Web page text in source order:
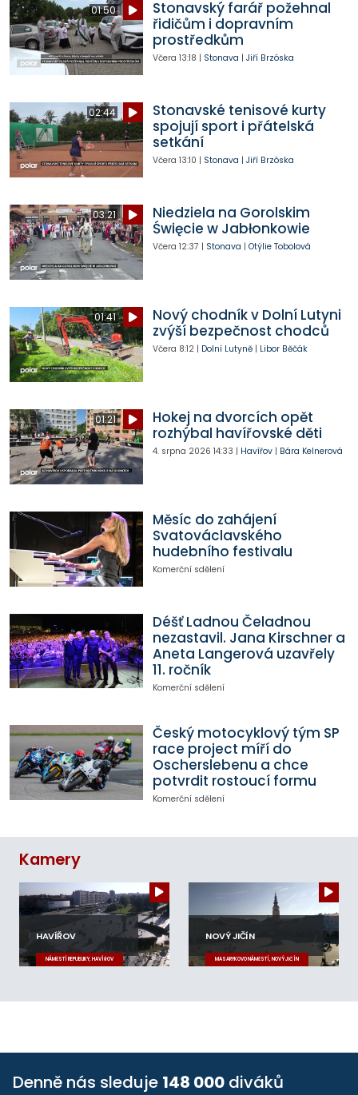
01:50
Stonavský farář požehnal
řidičům i dopravním
prostředkům
Včera 13:18 | Stonava | Jiří Brzóska
02:44
Stonavské tenisové kurty
spojují sport i přátelská
setkání
Včera 13:10 | Stonava | Jiří Brzóska
03:21
Niedziela na Gorolskim
Święcie w Jabłonkowie
Včera 12:37 | Stonava | Otýlie Tobolová
01:41
Nový chodník v Dolní Lutyni
zvýší bezpečnost chodců
Včera 8:12| Dolní Lutyně| Libor Běčák
01:21
Hokej na dvorcích opět
rozhýbal havířovské děti
4. srpna 2026 14:33 | Havířov| Bára Kelnerová
Měsíc do zahájení
Svatováclavského
hudebního festivalu
Komerční sdělení
Déšť Ladnou Čeladnou
nezastavil. Jana Kirschner a
Aneta Langerová uzavřely
11. ročník
Komerční sdělení
Český motocyklový tým SP
race project míří do
Oscherslebenu a chce
potvrdit rostoucí formu
Komerční sdělení
Kamery
HAVÍŘOV
NÁMĚSTÍ REPUBLIKY, HAVÍŘOV
NOVÝ JIČÍN
MASARYKOVO NÁMĚSTÍ, NOVÝ JIČÍN
Denně nás sleduje 148 000 diváků